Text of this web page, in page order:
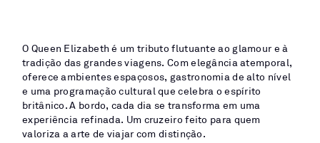
O Queen Elizabeth é um tributo flutuante ao glamour e à
tradição das grandes viagens. Com elegância atemporal,
oferece ambientes espaçosos, gastronomia de alto nível
e uma programação cultural que celebra o espírito
britânico. A bordo, cada dia se transforma em uma
experiência refinada. Um cruzeiro feito para quem
valoriza a arte de viajar com distinção.